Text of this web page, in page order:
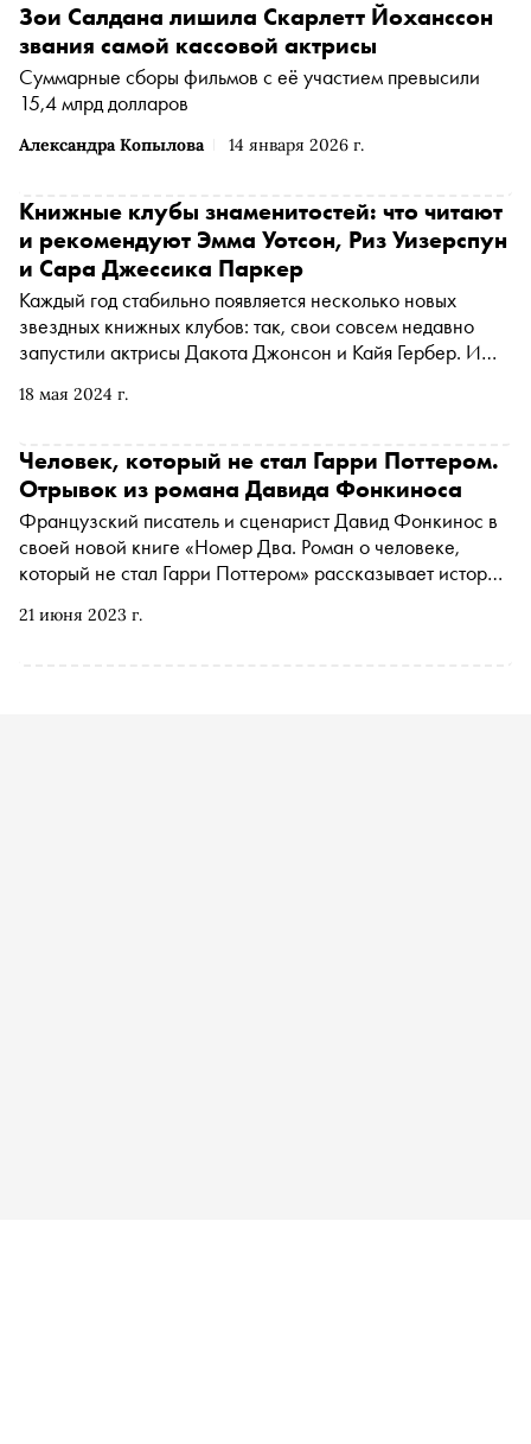
Александра Копылова 14 января 2026 г.
Зои Салдана лишила Скарлетт Йоханссон
звания самой кассовой актрисы
Суммарные сборы фильмов с её участием превысили
15,4 млрд долларов
18 мая 2024 г.
Книжные клубы знаменитостей: что читают
и рекомендуют Эмма Уотсон, Риз Уизерспун
и Сара Джессика Паркер
Каждый год стабильно появляется несколько новых
звездных книжных клубов: так, свои совсем недавно
запустили актрисы Дакота Джонсон и Кайя Гербер. И
любимых произведениях, но и вполне успешная бизнес-
«Сноба» Елена Тарасова, нон-фикшн-редактор
«Литрес», рассказывает о книжных клубах актрис,
певиц и телеведущих и их рекомендациях
21 июня 2023 г.
Человек, который не стал Гарри Поттером.
Отрывок из романа Давида Фонкиноса
Французский писатель и сценарист Давид Фонкинос в
своей новой книге «Номер Два. Роман о человеке,
который не стал Гарри Поттером» рассказывает историю
сыграть одного из самых известных волшебников, но из